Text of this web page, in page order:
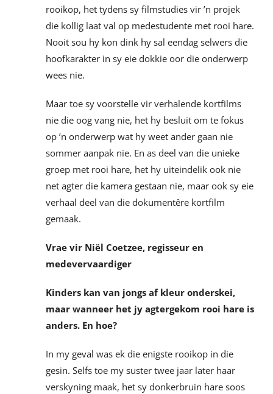
rooikop, het tydens sy filmstudies vir ’n projek
die kollig laat val op medestudente met rooi hare.
Nooit sou hy kon dink hy sal eendag selwers die
hoofkarakter in sy eie dokkie oor die onderwerp
wees nie.
Maar toe sy voorstelle vir verhalende kortfilms
nie die oog vang nie, het hy besluit om te fokus
op ’n onderwerp wat hy weet ander gaan nie
sommer aanpak nie. En as deel van die unieke
groep met rooi hare, het hy uiteindelik ook nie
net agter die kamera gestaan nie, maar ook sy eie
verhaal deel van die dokumentêre kortfilm
gemaak.
Vrae vir Niël Coetzee, regisseur en
medevervaardiger
Kinders kan van jongs af kleur onderskei,
maar wanneer het jy agtergekom rooi hare is
anders. En hoe?
In my geval was ek die enigste rooikop in die
gesin. Selfs toe my suster twee jaar later haar
verskyning maak, het sy donkerbruin hare soos